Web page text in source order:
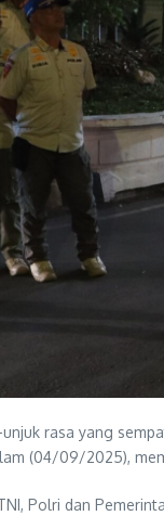
rasa yang
(04/09/2025),
Polri dan